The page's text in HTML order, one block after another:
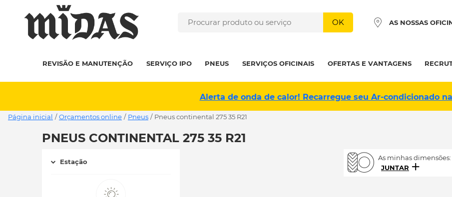
OK AS NOSSAS
REVISÃO E MANUTENÇÃO SERVIÇO IPO PNEUS SERVIÇOS OFICINAIS OFERTAS E VANTAGENS
Alerta de onda de calor! Recarregue seu Ar-condicionado
Página inicial / Orçamentos online / Pneus / pneus continental 275 35 R21
PNEUS CONTINENTAL 275 35 R21
Estação
As minhas dimensões:
JUNTAR